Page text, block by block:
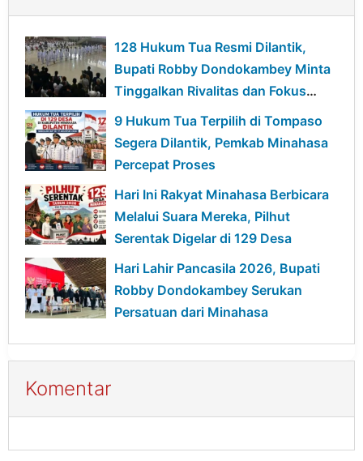
128 Hukum Tua Resmi Dilantik,
Bupati Robby Dondokambey Minta
Tinggalkan Rivalitas dan Fokus
Bangun Desa
9 Hukum Tua Terpilih di Tompaso
Segera Dilantik, Pemkab Minahasa
Percepat Proses
Hari Ini Rakyat Minahasa Berbicara
Melalui Suara Mereka, Pilhut
Serentak Digelar di 129 Desa
Hari Lahir Pancasila 2026, Bupati
Robby Dondokambey Serukan
Persatuan dari Minahasa
Komentar